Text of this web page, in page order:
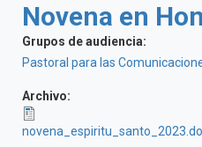
Novena en
Grupos de audiencia:
Pastoral para las
Archivo: